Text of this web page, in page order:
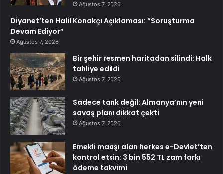
Ağustos 7, 2026
Diyanet’ten Halil Konakçı Açıklaması: “Soruşturma
Devam Ediyor”
Ağustos 7, 2026
Bir şehir resmen haritadan silindi: Halk
tahliye edildi
Ağustos 7, 2026
Sadece tank değil: Almanya’nın yeni
savaş planı dikkat çekti
Ağustos 7, 2026
Emekli maaşı alan herkes e-Devlet’ten
kontrol etsin: 3 bin 552 TL zam farkı
ödeme takvimi